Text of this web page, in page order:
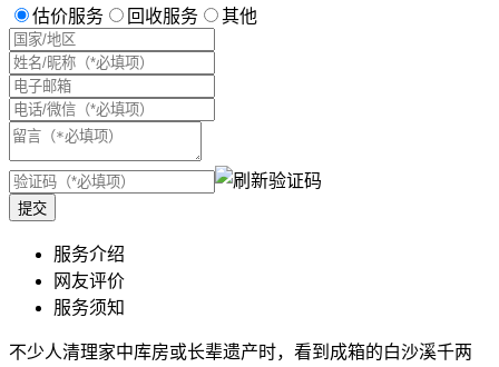
估价服务
回收服务 其他
提交
服务介绍
网友评价
服务须知
不少人清理家中库房或长辈遗产时，看到成箱的白沙溪千两